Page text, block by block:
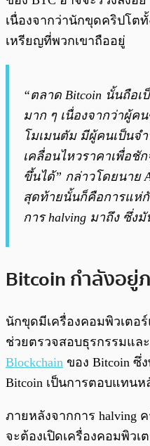
เนื่องจากว่านักขุดคริปโต
เหรียญที่พวกเขาถืออยู่
“ตลาด Bitcoin นั้นถือ
มาก ๆ เนื่องจากว่าผู้
โมเมนตัม มีผู้คนเป็นจ
เคลื่อนไหวราคาเพื่อชั
ขึ้นได้” กล่าวโดยนาย
สุดท้ายนั้นก็คือการแห่
การ halving มาถึง ซึ่ง
Bitcoin กำลังอยู่
นักขุดมีเครื่องคอมพิวเตอ
ช่วยตรวจสอบธุรกรรมแล
Blockchain ของ Bitcoin ซึ่
Bitcoin เป็นการตอบแทน
ภายหลังจากการ halving
จะต้องเปิดเครื่องคอมพิว